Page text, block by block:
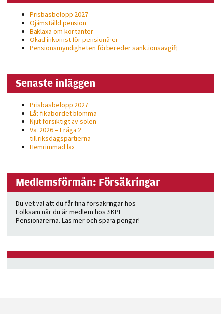
Prisbasbelopp 2027
Ojämställd pension
Bakläxa om kontanter
Ökad inkomst för pensionärer
Pensionsmyndigheten förbereder sanktionsavgift
Senaste inläggen
Prisbasbelopp 2027
Låt fikabordet blomma
Njut försiktigt av solen
Val 2026 – Fråga 2
till riksdagspartierna
Hemrimmad lax
Medlemsförmån: Försäkringar
Du vet väl att du får fina försäkringar hos
Folksam när du är medlem hos SKPF
Pensionärerna. Läs mer och spara pengar!